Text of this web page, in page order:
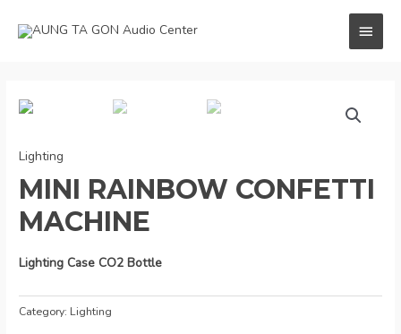
Lighting
MINI RAINBOW CONFETTI
MACHINE
Lighting Case CO2 Bottle
Category: Lighting